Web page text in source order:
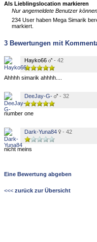
Als Lieblingslocation markieren
Nur angemeldete Benutzer
234 User haben Mega Simarik
markiert.
3 Bewertungen mit
Hayko66 - 42
Ahhhh simarik ahhhh....
DeeJay-G- - 32
number one
Dark-Yuna84 - 42
nicht meins
Eine Bewertung abgeben
<<< zurück zur Übersicht